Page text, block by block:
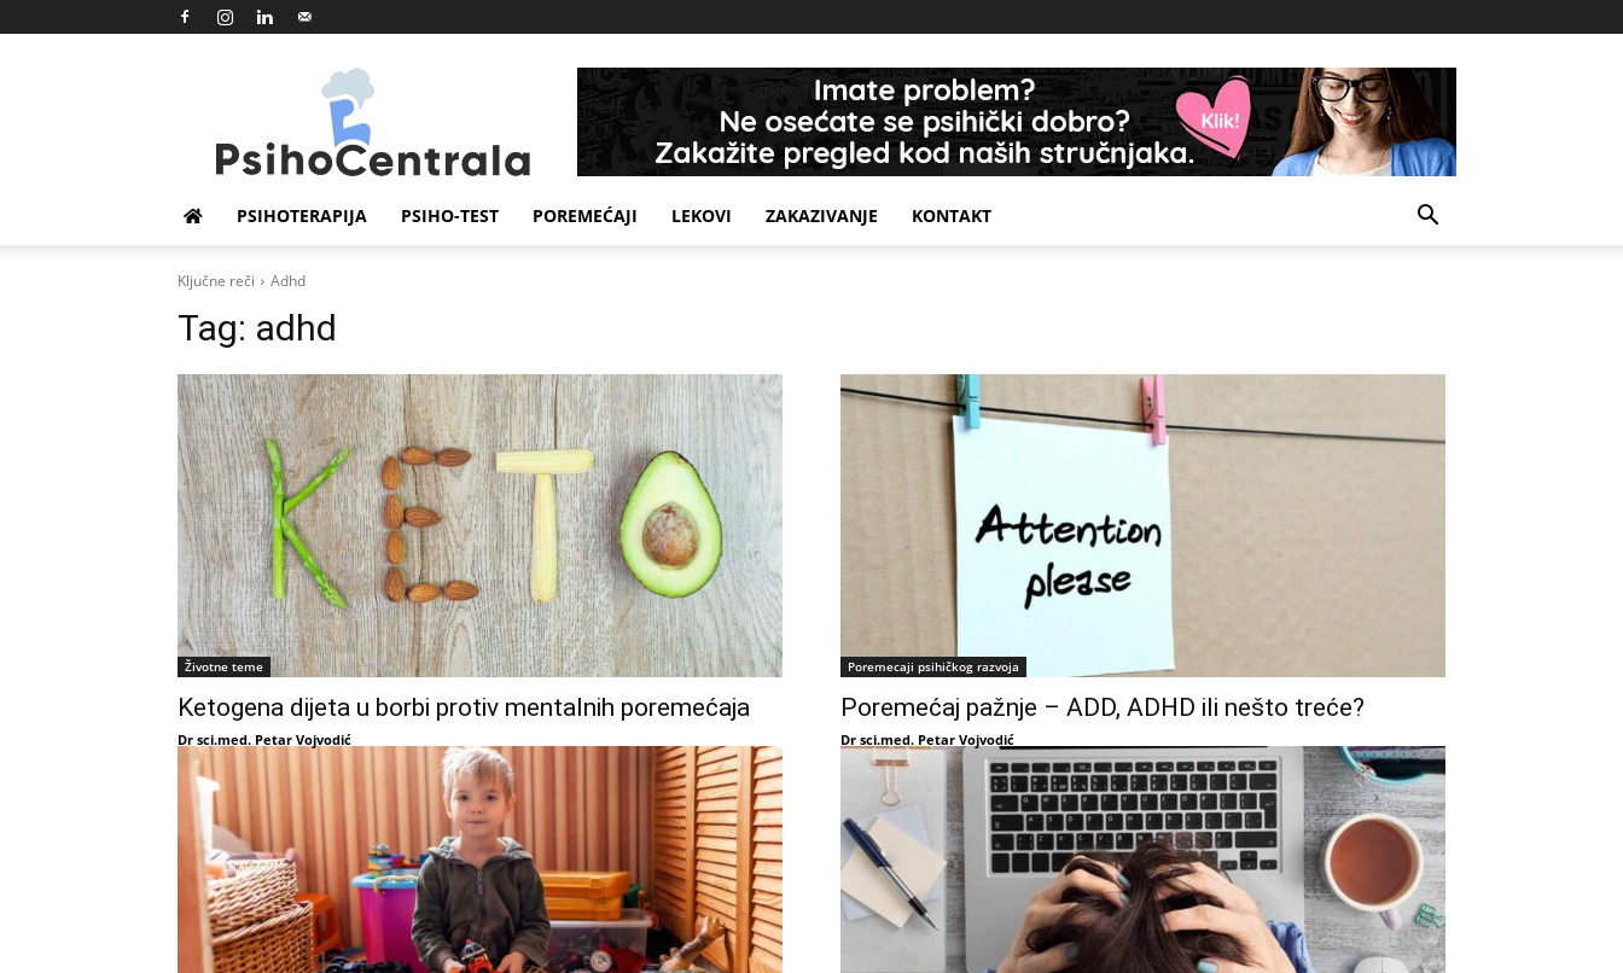
Psihocentrala
PSIHOTERAPIJA PSIHO-TEST POREMEĆAJI LEKOVI ZAKAZIVANJE KONTAKT
Ključne reči Adhd
Tag: adhd
Životne teme
Ketogena dijeta u borbi protiv mentalnih poremećaja
Dr sci.med. Petar Vojvodić
Poremecaji psihičkog razvoja
Poremećaj pažnje – ADD, ADHD ili nešto treće?
Dr sci.med. Petar Vojvodić